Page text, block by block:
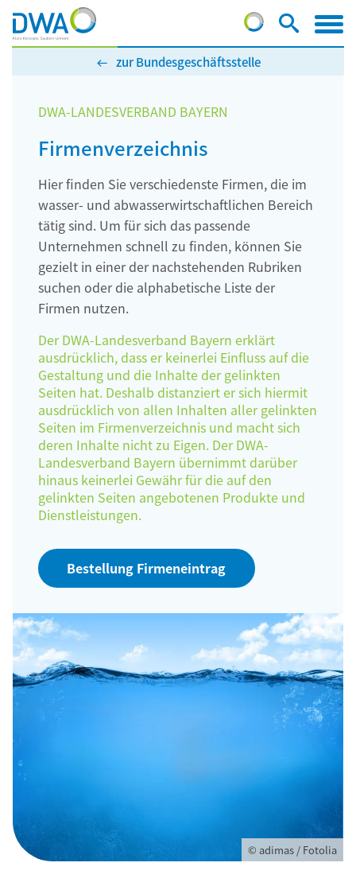
zur Bundesgeschäftsstelle
DWA-LANDESVERBAND BAYERN
Firmenverzeichnis
Hier finden Sie verschiedenste Firmen, die im
wasser- und abwasserwirtschaftlichen Bereich
tätig sind. Um für sich das passende
Unternehmen schnell zu finden, können Sie
gezielt in einer der nachstehenden Rubriken
suchen oder die alphabetische Liste der
Firmen nutzen.
Der DWA-Landesverband Bayern erklärt
ausdrücklich, dass er keinerlei Einfluss auf die
Gestaltung und die Inhalte der gelinkten
Seiten hat. Deshalb distanziert er sich hiermit
ausdrücklich von allen Inhalten aller gelinkten
Seiten im Firmenverzeichnis und macht sich
deren Inhalte nicht zu Eigen. Der DWA-
Landesverband Bayern übernimmt darüber
hinaus keinerlei Gewähr für die auf den
gelinkten Seiten angebotenen Produkte und
Dienstleistungen.
Bestellung Firmeneintrag
© adimas / Fotolia